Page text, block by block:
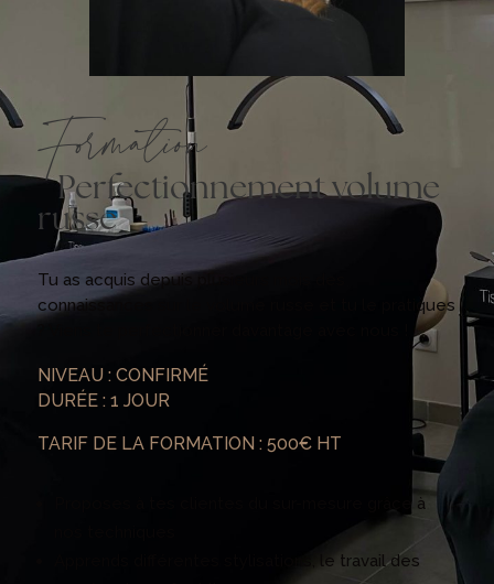
Formation
Perfectionnement volume
russe
Tu as acquis depuis plusieurs mois des
connaissances sur le volume russe et tu le pratiques
NIVEAU : CONFIRMÉ
DURÉE : 1 JOUR
TARIF DE LA FORMATION : 500€ HT
Proposes à tes clientes du sur-mesure grâce à
Apprends différentes stylisations, le travail des